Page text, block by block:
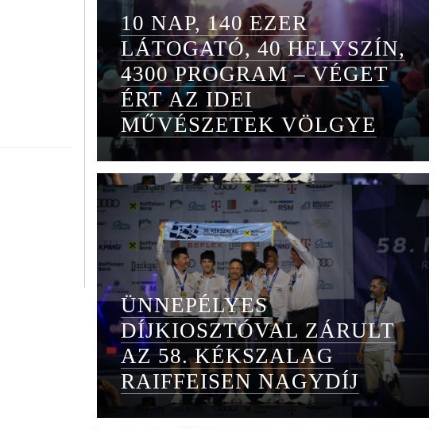
10 NAP, 140 EZER
LÁTOGATÓ, 40 HELYSZÍN,
4300 PROGRAM – VÉGET
ÉRT AZ IDEI
MŰVÉSZETEK VÖLGYE
ÜNNEPÉLYES
DÍJKIOSZTÓVAL ZÁRULT
AZ 58. KÉKSZALAG
RAIFFEISEN NAGYDÍJ